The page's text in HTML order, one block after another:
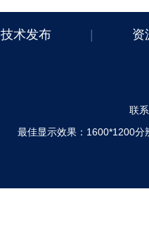
技术发布 资
联
最佳显示效果：1600*1200